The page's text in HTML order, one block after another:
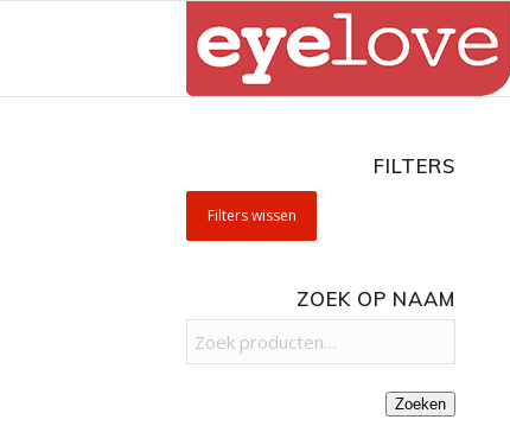
FILTERS
Filters wissen
ZOEK OP NAAM
Zoeken